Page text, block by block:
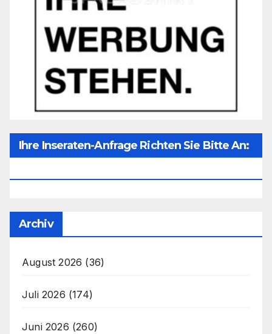
Ihre Inseraten-Anfrage Richten Sie Bitte An:
Archiv
August 2026 (36)
Juli 2026 (174)
Juni 2026 (260)